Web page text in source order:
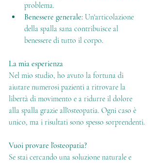
problema.
Benessere generale: Un'articolazione
della spalla sana contribuisce al
benessere di tutto il corpo.
La mia esperienza
Nel mio studio, ho avuto la fortuna di
aiutare numerosi pazienti a ritrovare la
libertà di movimento e a ridurre il dolore
alla spalla grazie all'osteopatia. Ogni caso è
unico, ma i risultati sono spesso sorprendenti.
Vuoi provare l'osteopatia?
Se stai cercando una soluzione naturale e